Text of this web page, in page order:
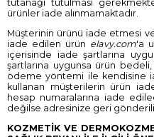
tutanağı tutulması
ürünler iade alınmamaktadır.
Müşterinin ürünü iade etmesi
iade edilen ürün elavy.com'a
içerisinde iade şartlarına
şartlarına uygunsa ürün bedeli,
ödeme yöntemi ile kendisine
kullanan müşterilerin ürün
hesap numaralarına iade
değilse adresinize geri
KOZMETİK VE